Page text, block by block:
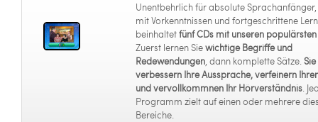
Unentbehrlich für absolute
mit Vorkenntnissen und fortgeschrittene
beinhaltetfünf CDs mit unseren
Zuerst lernen Siewichtige Begriffe und
Redewendungen, dann komplette Sätze.Sie
verbessern Ihre Aussprache, verfeinern
und vervollkommnen Ihr Hörverständnis.
Programm zielt auf einen oder mehrere
Bereiche.